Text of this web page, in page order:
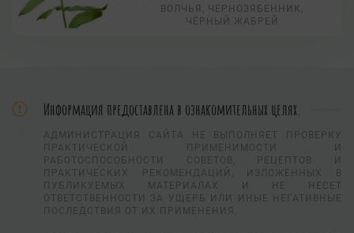
ВОЛЧЬЯ, ЧЕРНОЗЯБЕННИК,
ЧЁРНЫЙ ЖАБРЕЙ
Информация предоставлена в ознакомительных целях.
АДМИНИСТРАЦИЯ САЙТА НЕ ВЫПОЛНЯЕТ ПРОВЕРКУ
ПРАКТИЧЕСКОЙ ПРИМЕНИМОСТИ И
РАБОТОСПОСОБНОСТИ СОВЕТОВ, РЕЦЕПТОВ И
ПРАКТИЧЕСКИХ РЕКОМЕНДАЦИЙ, ИЗЛОЖЕННЫХ В
ПУБЛИКУЕМЫХ МАТЕРИАЛАХ И НЕ НЕСЕТ
ОТВЕТСТВЕННОСТИ ЗА УЩЕРБ ИЛИ ИНЫЕ НЕГАТИВНЫЕ
ПОСЛЕДСТВИЯ ОТ ИХ ПРИМЕНЕНИЯ.